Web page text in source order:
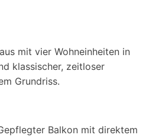
mit vier Wohneinheiten in
klassischer, zeitloser
Grundriss.
Balkon mit direktem